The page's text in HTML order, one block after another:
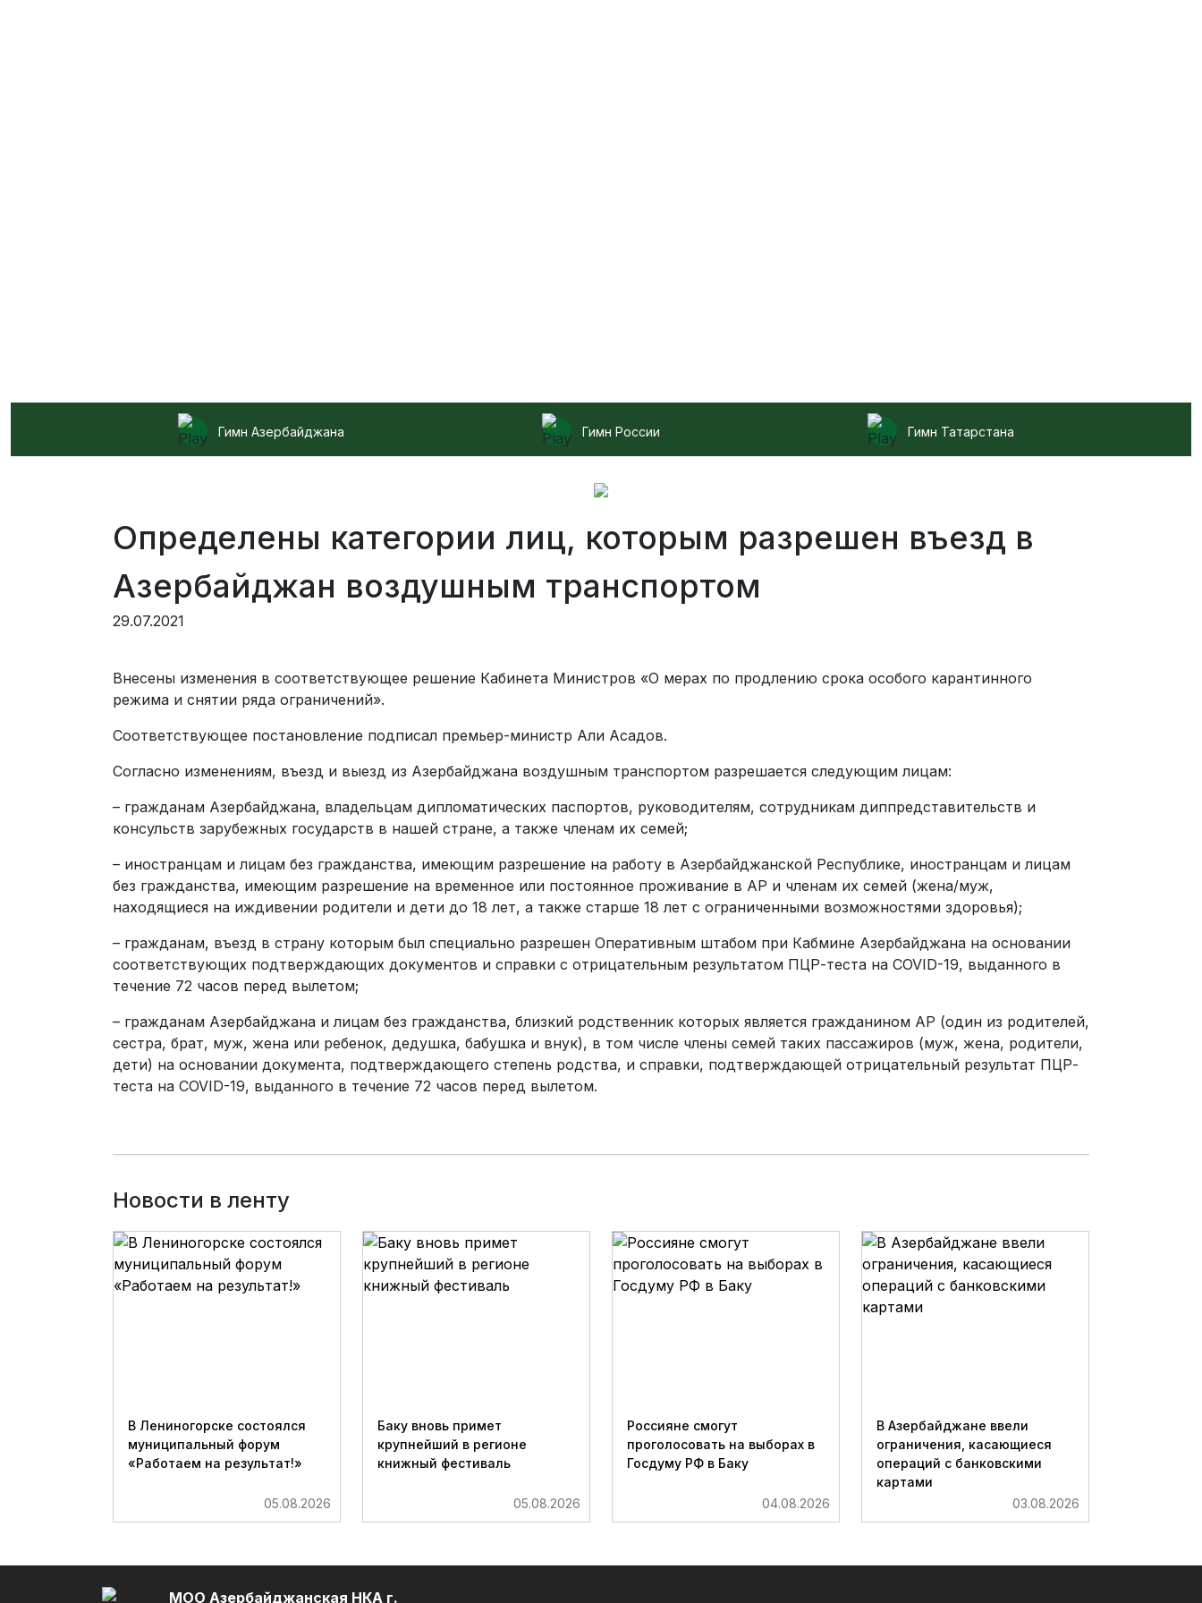
Гимн Азербайджана Гимн России Гимн Татарстана
Определены категории лиц, которым разрешен въезд в
Азербайджан воздушным транспортом
29.07.2021
Внесены изменения в соответствующее решение Кабинета Министров «О мерах по продлению срока особого карантинного
режима и снятии ряда ограничений».
Соответствующее постановление подписал премьер-министр Али Асадов.
Согласно изменениям, въезд и выезд из Азербайджана воздушным транспортом разрешается следующим лицам:
– гражданам Азербайджана, владельцам дипломатических паспортов, руководителям, сотрудникам диппредставительств и
консульств зарубежных государств в нашей стране, а также членам их семей;
– иностранцам и лицам без гражданства, имеющим разрешение на работу в Азербайджанской Республике, иностранцам и лицам
без гражданства, имеющим разрешение на временное или постоянное проживание в АР и членам их семей (жена/муж,
находящиеся на иждивении родители и дети до 18 лет, а также старше 18 лет с ограниченными возможностями здоровья);
– гражданам, въезд в страну которым был специально разрешен Оперативным штабом при Кабмине Азербайджана на основании
соответствующих подтверждающих документов и справки с отрицательным результатом ПЦР-теста на COVID-19, выданного в
течение 72 часов перед вылетом;
– гражданам Азербайджана и лицам без гражданства, близкий родственник которых является гражданином АР (один из родителей,
сестра, брат, муж, жена или ребенок, дедушка, бабушка и внук), в том числе члены семей таких пассажиров (муж, жена, родители,
дети) на основании документа, подтверждающего степень родства, и справки, подтверждающей отрицательный результат ПЦР-
теста на COVID-19, выданного в течение 72 часов перед вылетом.
Новости в ленту
В Лениногорске состоялся
муниципальный форум
«Работаем на результат!»
05.08.2026
Баку вновь примет
крупнейший в регионе
книжный фестиваль
05.08.2026
Россияне смогут
проголосовать на выборах в
Госдуму РФ в Баку
04.08.2026
В Азербайджане ввели
ограничения, касающиеся
операций с банковскими
картами
03.08.2026
МОО Азербайджанская НКА г.